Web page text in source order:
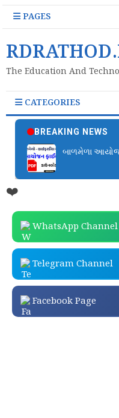
PAGES
The Education And
CATEGORIES
BREAKING NEWS
બાળમેળા
❤️
WhatsApp Channel
Telegram Channel
Facebook Page